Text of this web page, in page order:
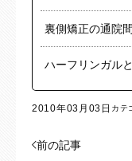
裏側矯正の通院
ハーフリンガル
2010年03月03日 カテ
前の記事